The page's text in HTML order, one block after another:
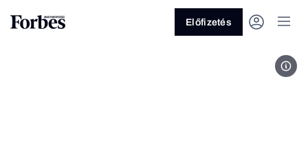
Előfizetés